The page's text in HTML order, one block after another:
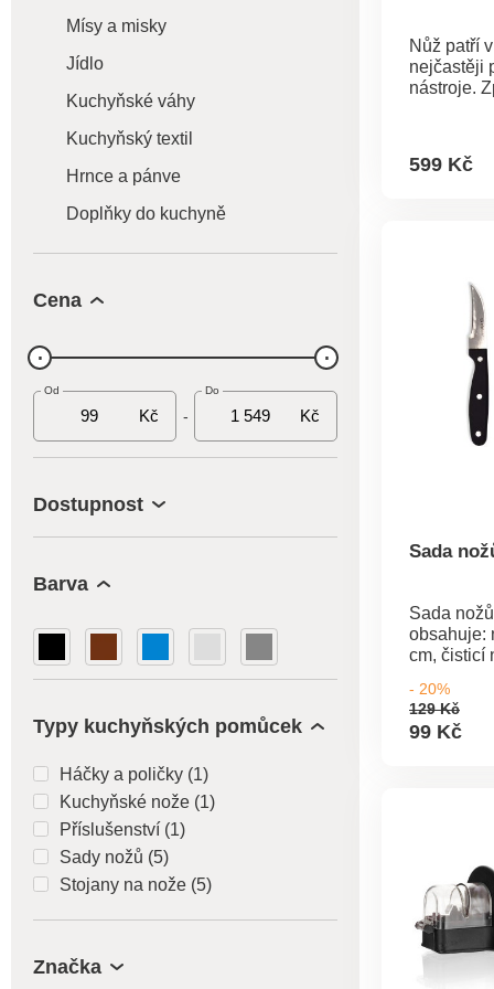
Mísy a misky
Jídlo
Kuchyňské váhy
Kuchyňský textil
Hrnce a pánve
Doplňky do kuchyně
Cena
Kč
Od
- Kč
Do
Dostupnost
Barva
Typy kuchyňských pomůcek
Háčky a poličky (1)
Kuchyňské nože (1)
Příslušenství (1)
Sady nožů (5)
Stojany na nože (5)
Značka
Nůž patří
nejčastěji
nástroje.
nože je
které
bezpečné
by utrpěla
Materiál:
Stojan na
a
ztupení•
599 Kč
Sada
Sada
obsahuje:
cm, čisticí
Tloušťka
mm.
ocel.Sada
- 20%
129 Kč
99 Kč